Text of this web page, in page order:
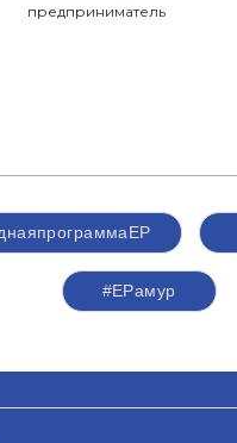
предприниматель
#ЕРамур